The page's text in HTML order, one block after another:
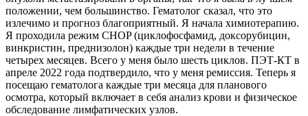
положении, чем большинство. Гематолог сказал, что это
излечимо и прогноз благоприятный. Я начала химиотерапию.
Я проходила режим CHOP (циклофосфамид, доксорубицин,
винкристин, преднизолон) каждые три недели в течение
четырех месяцев. Всего у меня было шесть циклов. ПЭТ-КТ в
апреле 2022 года подтвердило, что у меня ремиссия. Теперь я
посещаю гематолога каждые три месяца для планового
осмотра, который включает в себя анализ крови и физическое
обследование лимфатических узлов.